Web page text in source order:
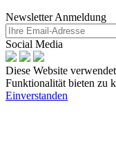
Newsletter Anmeldung
Social Media
Diese Website
Funktionalität bieten zu
Einverstanden